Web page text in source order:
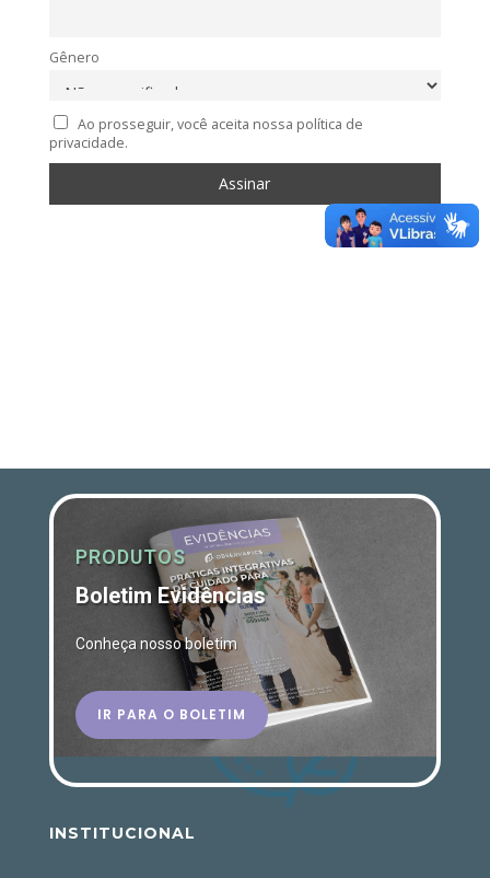
Gênero
Ao prosseguir, você aceita nossa política de
privacidade.
PRODUTOS
Boletim Evidências
Conheça nosso boletim
IR PARA O BOLETIM
INSTITUCIONAL